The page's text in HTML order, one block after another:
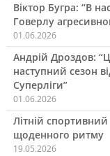
Віктор Бугра: “В
Говерлу
01.06.2026
Андрій Дроздов:
наступний сезон
Суперліги”
01.06.2026
Літній
щоденного ритму
19.05.2026